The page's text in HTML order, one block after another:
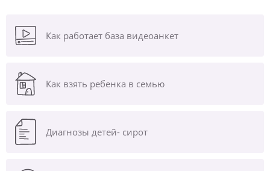
Как работает база видеоанкет
Как взять ребенка в семью
Диагнозы детей- сирот